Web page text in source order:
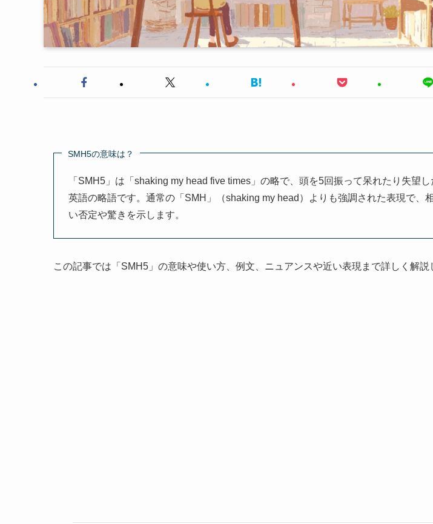
SMH5の意味は？
「SMH5」は「shaking my head five times」の略で、頭を5回振って呆れたり失望
英語の略語です。通常の「SMH」（shaking my head）よりも強調された表現で、
い否定や驚きを示します。
この記事では「SMH5」の意味や使い方、例文、ニュアンスや近い表現まで詳しく解説